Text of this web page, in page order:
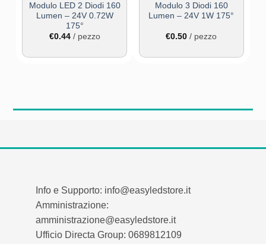
Modulo LED 2 Diodi 160
Lumen – 24V 0.72W
175°
€0.44/ pezzo
Modulo 3 Diodi 160
Lumen – 24V 1W 175°
€0.50 / pezzo
Info e Supporto: info@easyledstore.it
Amministrazione:
amministrazione@easyledstore.it
Ufficio Directa Group: 0689812109